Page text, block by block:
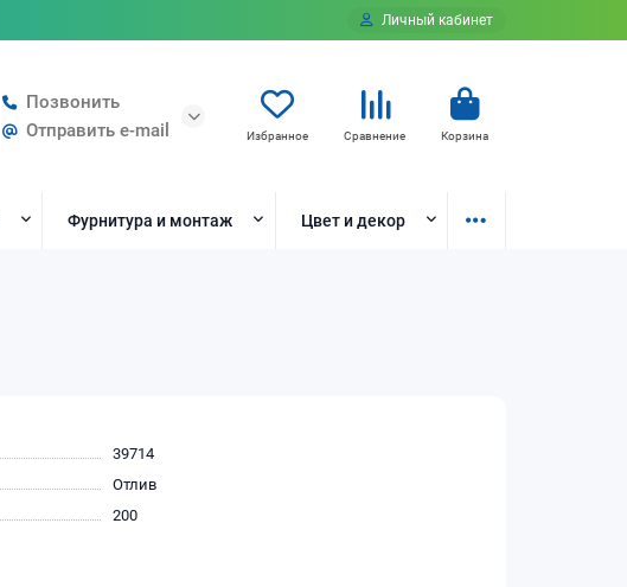
Личный кабинет
Позвонить
Отправить e-mail
Избранное Сравнение Корзина
Фурнитура и монтаж Цвет и декор
39714
Отлив
200